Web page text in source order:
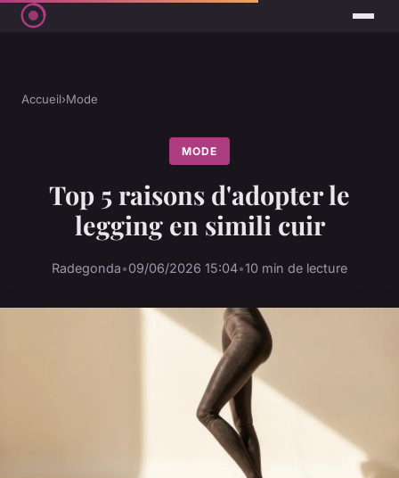
Accueil›Mode
MODE
Top 5 raisons d'adopter le
legging en simili cuir
Radegonda•09/06/2026 15:04•10 min de lecture